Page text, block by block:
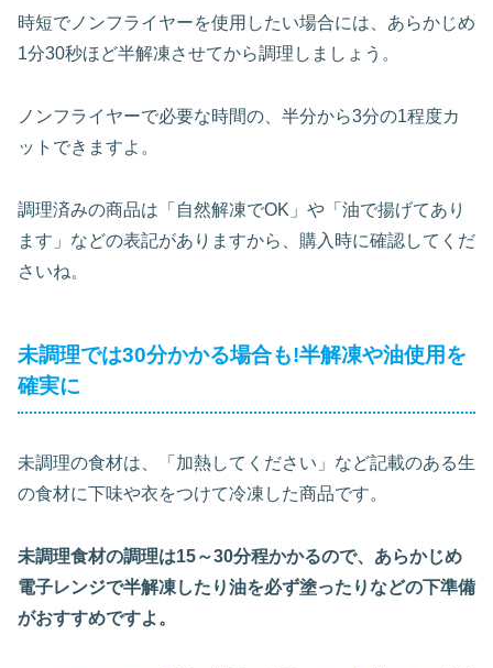
時短でノンフライヤーを使用したい場合には、あらかじめ
1分30秒ほど半解凍させてから調理しましょう。
ノンフライヤーで必要な時間の、半分から3分の1程度カ
ットできますよ。
調理済みの商品は「自然解凍でOK」や「油で揚げてあり
ます」などの表記がありますから、購入時に確認してくだ
さいね。
未調理では30分かかる場合も!半解凍や油使用を
確実に
未調理の食材は、「加熱してください」など記載のある生
の食材に下味や衣をつけて冷凍した商品です。
未調理食材の調理は15～30分程かかるので、あらかじめ
電子レンジで半解凍したり油を必ず塗ったりなどの下準備
がおすすめですよ。